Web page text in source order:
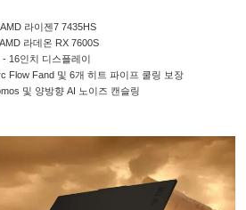
라이젠7 7435HS
라데온 RX 7600S
- 16인치 디스플레이
Flow Fand 및 6개 히트 파이프 쿨링 보장
및 양방향 AI 노이즈 캔슬링